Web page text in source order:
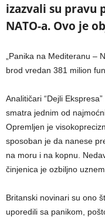
izazvali su pravu
NATO-a. Ovo je
„Panika na Mediteranu –
brod vredan 381 milion
Analitičari “Dejli
smatra jednim od
Opremljen je
sposoban je da nanese
na moru i na kopnu.
činjenica je ozbiljno
Britanski novinari su ono
uporedili sa panikom,